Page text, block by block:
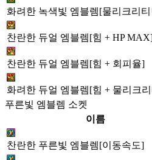
화려한 녹색빛 엠블렘[물리크리
찬란한 듀얼 엠블렘[힘 + HP
찬란한 듀얼 엠블렘[힘 + 회피율]
화려한 듀얼 엠블렘[힘 + 물리크
푸른빛 엠블렘 소켓
이름
찬란한 푸른빛 엠블렘[이동속도]